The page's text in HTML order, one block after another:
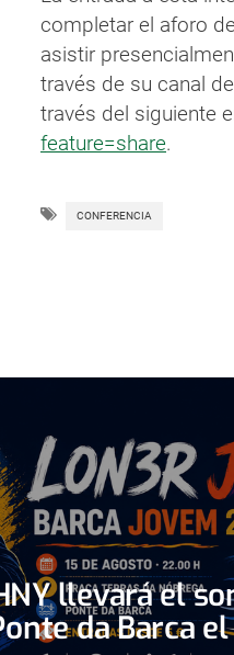
completar el aforo
asistir
través de su canal
través del siguiente
feature=share.
CONFERENCIA
llevará el
da Barca el